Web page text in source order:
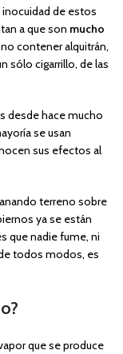
de estos
a que son mucho
no contener alquitrán,
sólo cigarrillo, de las
desde hace mucho
se usan
sus efectos al
terreno sobre
ya se están
que nadie fume, ni
todos modos, es
que se produce